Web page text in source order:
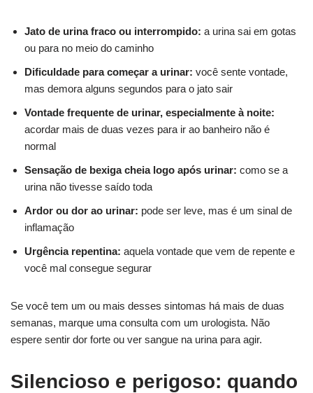
Jato de urina fraco ou interrompido: a urina sai em gotas
ou para no meio do caminho
Dificuldade para começar a urinar: você sente vontade,
mas demora alguns segundos para o jato sair
Vontade frequente de urinar, especialmente à noite:
acordar mais de duas vezes para ir ao banheiro não é
normal
Sensação de bexiga cheia logo após urinar: como se a
urina não tivesse saído toda
Ardor ou dor ao urinar: pode ser leve, mas é um sinal de
inflamação
Urgência repentina: aquela vontade que vem de repente e
você mal consegue segurar
Se você tem um ou mais desses sintomas há mais de duas
semanas, marque uma consulta com um urologista. Não
espere sentir dor forte ou ver sangue na urina para agir.
Silencioso e perigoso: quando